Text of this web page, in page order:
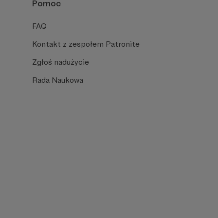
Pomoc
FAQ
Kontakt z zespołem Patronite
Zgłoś nadużycie
Rada Naukowa